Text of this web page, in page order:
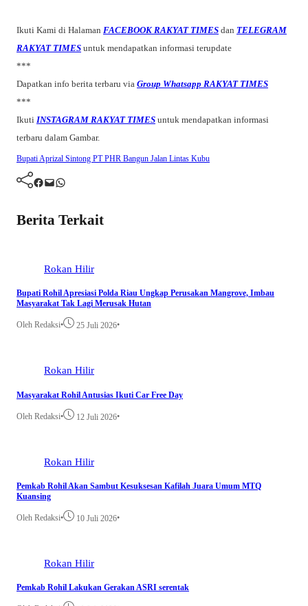
Ikuti Kami di Halaman FACEBOOK RAKYAT TIMES dan TELEGRAM
RAKYAT TIMES untuk mendapatkan informasi terupdate
***
Dapatkan info berita terbaru via Group Whatsapp RAKYAT TIMES
***
Ikuti INSTAGRAM RAKYAT TIMES untuk mendapatkan informasi
terbaru dalam Gambar.
Bupati Aprizal Sintong PT PHR Bangun Jalan Lintas Kubu
Facebook Mail WhatsApp
Berita Terkait
Rokan Hilir
Bupati Rohil Apresiasi Polda Riau Ungkap Perusakan Mangrove, Imbau
Masyarakat Tak Lagi Merusak Hutan
Oleh Redaksi• 25 Juli 2026•
Rokan Hilir
Masyarakat Rohil Antusias Ikuti Car Free Day
Oleh Redaksi• 12 Juli 2026•
Rokan Hilir
Pemkab Rohil Akan Sambut Kesuksesan Kafilah Juara Umum MTQ
Kuansing
Oleh Redaksi• 10 Juli 2026•
Rokan Hilir
Pemkab Rohil Lakukan Gerakan ASRI serentak